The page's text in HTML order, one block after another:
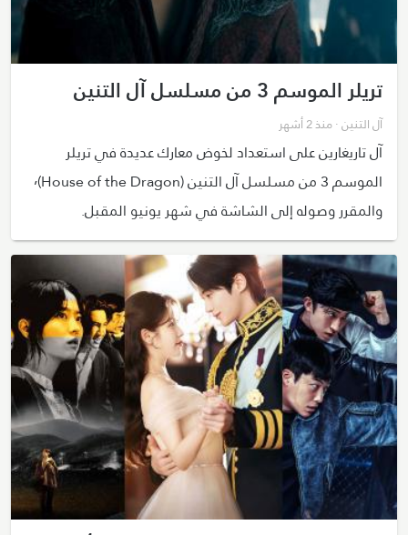
تريلر الموسم 3 من مسلسل آل التنين
آل التنين· منذ 2 أشهر
آل تاريغارين على استعداد لخوض معارك عديدة في تريلر
الموسم 3 من مسلسل آل التنين (House of the Dragon)٬
والمقرر وصوله إلى الشاشة في شهر يونيو المقبل.